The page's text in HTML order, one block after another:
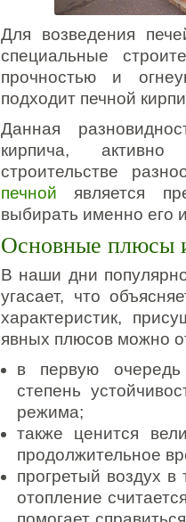
Для возведения
специальные
прочностью и
подходит печной
Данная
кирпича, активно
строительстве
печной является
выбирать именно его
Основные плюсы
В наши дни
угасает, что
характеристик,
явных плюсов можно
в первую очередь
степень
режима;
также ценится
продолжительное
прогретый воздух
отопление